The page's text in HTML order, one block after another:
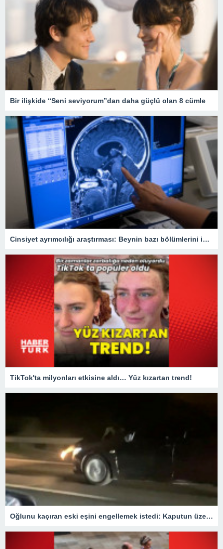
Bir ilişkide “Seni seviyorum”dan daha güçlü olan 8 cümle
Cinsiyet ayrımcılığı araştırması: Beynin bazı bölümlerini inceltebiliyor
TikTok'ta milyonları etkisine aldı… Yüz kızartan trend!
Oğlunu kaçıran eski eşini engellemek istedi: Kaputun üzerinde 40 km gitti